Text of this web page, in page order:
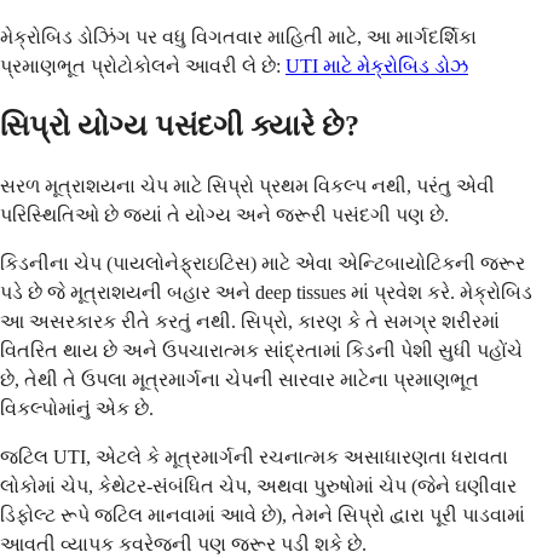
મેક્રોબિડ ડોઝિંગ પર વધુ વિગતવાર માહિતી માટે, આ માર્ગદર્શિકા
પ્રમાણભૂત પ્રોટોકોલને આવરી લે છે: UTI માટે મેક્રોબિડ ડોઝ
સિપ્રો યોગ્ય પસંદગી ક્યારે છે?
સરળ મૂત્રાશયના ચેપ માટે સિપ્રો પ્રથમ વિકલ્પ નથી, પરંતુ એવી
પરિસ્થિતિઓ છે જ્યાં તે યોગ્ય અને જરૂરી પસંદગી પણ છે.
કિડનીના ચેપ (પાયલોનેફ્રાઇટિસ) માટે એવા એન્ટિબાયોટિકની જરૂર
પડે છે જે મૂત્રાશયની બહાર અને deep tissues માં પ્રવેશ કરે. મેક્રોબિડ
આ અસરકારક રીતે કરતું નથી. સિપ્રો, કારણ કે તે સમગ્ર શરીરમાં
વિતરિત થાય છે અને ઉપચારાત્મક સાંદ્રતામાં કિડની પેશી સુધી પહોંચે
છે, તેથી તે ઉપલા મૂત્રમાર્ગના ચેપની સારવાર માટેના પ્રમાણભૂત
વિકલ્પોમાંનું એક છે.
જટિલ UTI, એટલે કે મૂત્રમાર્ગની રચનાત્મક અસાધારણતા ધરાવતા
લોકોમાં ચેપ, કેથેટર-સંબંધિત ચેપ, અથવા પુરુષોમાં ચેપ (જેને ઘણીવાર
ડિફોલ્ટ રૂપે જટિલ માનવામાં આવે છે), તેમને સિપ્રો દ્વારા પૂરી પાડવામાં
આવતી વ્યાપક કવરેજની પણ જરૂર પડી શકે છે.